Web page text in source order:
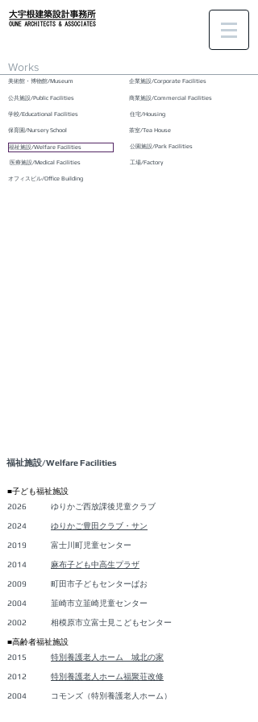
Works
美術館・博物館/Museum 企業施設/Corporate Facilities
公共施設/Public Facilities
学校/Educational Facilities
保育園/Nursery School
福祉施設/Welfare Facilities
医療施設/Medical Facilities
商業施設/Commercial Facilities
住宅/Housing
茶室/Tea House
公園施設/Park Facilities
工場/Factory
オフィスビル/Office Building
福祉施設/Welfare Facilities
​■子ども福祉施設
2026
ゆりかご西放課後児童クラブ
2024 ゆりかご豊田クラブ・サン
2019 富士川町児童センター
2014 麻布子ども中高生プラザ
2009 町田市子どもセンターぱお
2004 韮崎市立韮崎児童センター
2002 相模原市立富士見こどもセンター
​■高齢者福祉施設
2015
特別養護老人ホーム 城北の家
2012 特別養護老人ホーム福聚荘改修
2004 コモンズ（特別養護老人ホーム）